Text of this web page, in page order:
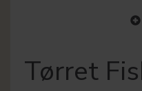
Tørret